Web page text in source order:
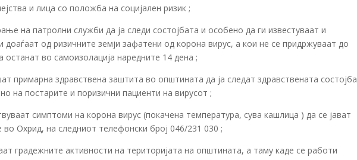
и лица со положба на социјален ризик ;
на патролни служби да ја следи состојбата и особено да ги известуваат и
доаѓаат од ризичните земји зафатени од корона вирус, а кои не се придржуваат до
останат во самоизолација наредните 14 дена ;
примарна здравствена заштита во општината да ја следат здравствената состојба
на постарите и поризични пациенти на вирусот ;
симптоми на корона вирус (покачена температура, сува кашлица ) да се јават
во Охрид, на следниот телефонски број 046/231 030 ;
градежните активности на територијата на општината, а таму каде се работи